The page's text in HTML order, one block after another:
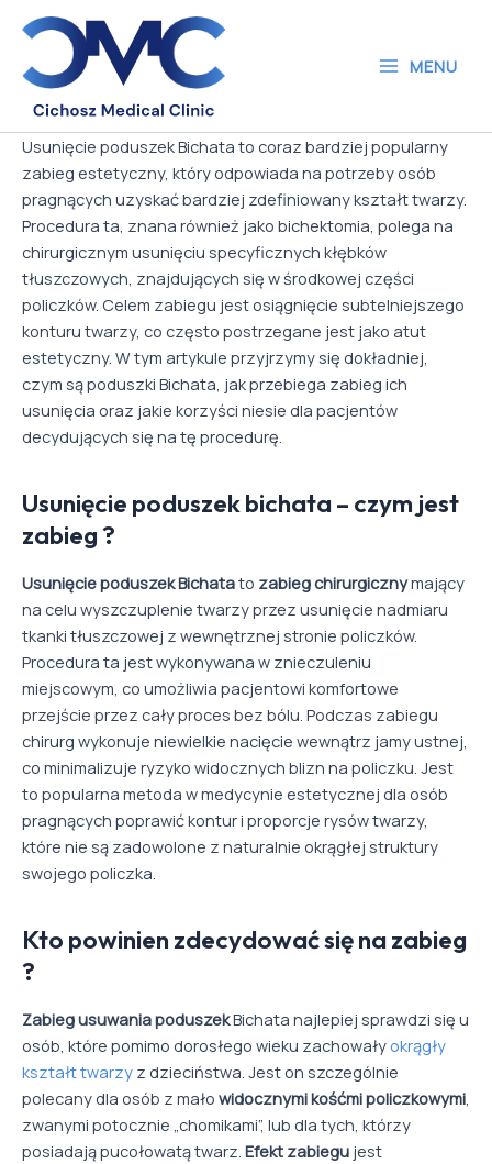
content
Menu
MENU
Usunięcie poduszek Bichata to coraz bardziej popularny
zabieg estetyczny, który odpowiada na potrzeby osób
pragnących uzyskać bardziej zdefiniowany kształt twarzy.
Procedura ta, znana również jako bichektomia, polega na
chirurgicznym usunięciu specyficznych kłębków
tłuszczowych, znajdujących się w środkowej części
policzków. Celem zabiegu jest osiągnięcie subtelniejszego
konturu twarzy, co często postrzegane jest jako atut
estetyczny. W tym artykule przyjrzymy się dokładniej,
czym są poduszki Bichata, jak przebiega zabieg ich
usunięcia oraz jakie korzyści niesie dla pacjentów
decydujących się na tę procedurę.
Usunięcie poduszek bichata – czym jest
zabieg ?
Usunięcie poduszek Bichatato zabieg chirurgicznymający
na celu wyszczuplenie twarzy przez usunięcie nadmiaru
tkanki tłuszczowej z wewnętrznej stronie policzków.
Procedura ta jest wykonywana w znieczuleniu
miejscowym, co umożliwia pacjentowi komfortowe
przejście przez cały proces bez bólu. Podczas zabiegu
chirurg wykonuje niewielkie nacięcie wewnątrz jamy ustnej,
co minimalizuje ryzyko widocznych blizn na policzku. Jest
to popularna metoda w medycynie estetycznej dla osób
pragnących poprawić kontur i proporcje rysów twarzy,
które nie są zadowolone z naturalnie okrągłej struktury
swojego policzka.
Kto powinien zdecydować się na zabieg
?
Zabieg usuwania poduszekBichata najlepiej sprawdzi się u
osób, które pomimo dorosłego wieku zachowały okrągły
kształt twarzy z dzieciństwa. Jest on szczególnie
polecany dla osób z mało widocznymi kośćmi policzkowymi,
zwanymi potocznie „chomikami”, lub dla tych, którzy
posiadają pucołowatą twarz. Efekt zabiegu jest